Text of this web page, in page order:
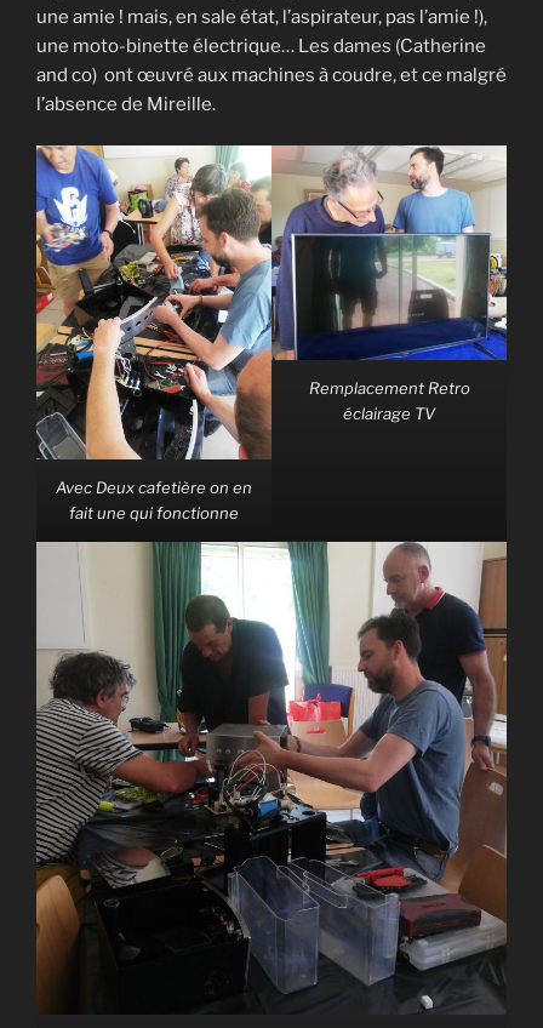
une amie ! mais, en sale état, l’aspirateur, pas l’amie !),
une moto-binette électrique… Les dames (Catherine
and co) ont œuvré aux machines à coudre, et ce malgré
l’absence de Mireille.
Avec Deux cafetière on en
fait une qui fonctionne
Remplacement Retro
éclairage TV